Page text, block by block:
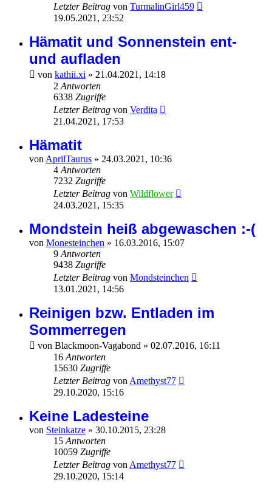
Letzter Beitrag von TurmalinGirl459
19.05.2021, 23:52
Hämatit und Sonnenstein ent-
und aufladen
von kathii.xi » 21.04.2021, 14:18
2 Antworten
6338 Zugriffe
Letzter Beitrag von Verdita
21.04.2021, 17:53
Hämatit
von AprilTaurus » 24.03.2021, 10:36
4 Antworten
7232 Zugriffe
Letzter Beitrag von Wildflower
24.03.2021, 15:35
Mondstein heiß abgewaschen :-(
von Monesteinchen » 16.03.2016, 15:07
9 Antworten
9438 Zugriffe
Letzter Beitrag von Mondsteinchen
13.01.2021, 14:56
Reinigen bzw. Entladen im
Sommerregen
von Blackmoon-Vagabond » 02.07.2016, 16:11
16 Antworten
15630 Zugriffe
Letzter Beitrag von Amethyst77
29.10.2020, 15:16
Keine Ladesteine
von Steinkatze » 30.10.2015, 23:28
15 Antworten
10059 Zugriffe
Letzter Beitrag von Amethyst77
29.10.2020, 15:14